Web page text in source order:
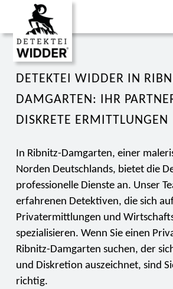
DETEKTEI WIDDER IN
DAMGARTEN: IHR
DISKRETE ERMITTLUNGEN
In Ribnitz-Damgarten, einer
Norden Deutschlands, bietet die
professionelle Dienste an. Unser
erfahrenen Detektiven, die sich
Privatermittlungen und
spezialisieren. Wenn Sie einen
Ribnitz-Damgarten suchen, der
und Diskretion auszeichnet, sind
richtig.